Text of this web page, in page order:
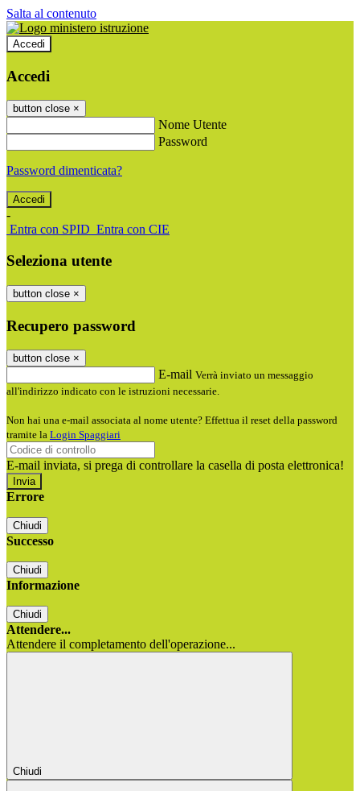
Salta al contenuto
Accedi
Accedi
button close ×
Nome Utente
Password
Password dimenticata?
-
Entra con SPID Entra con CIE
Seleziona utente
button close ×
Recupero password
button close ×
E-mail Verrà inviato un messaggio
all'indirizzo indicato con le istruzioni necessarie.
Non hai una e-mail associata al nome utente? Effettua il reset della password
tramite la Login Spaggiari
E-mail inviata, si prega di controllare la casella di posta elettronica!
Errore
Chiudi
Successo
Chiudi
Informazione
Chiudi
Attendere...
Attendere il completamento dell'operazione...
Chiudi